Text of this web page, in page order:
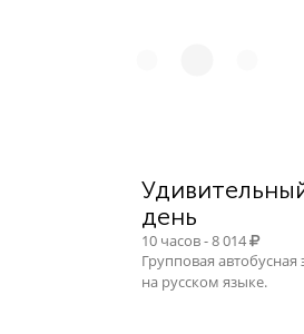
день
10 часов - 8 014
Групповая автобусная
на русском языке.